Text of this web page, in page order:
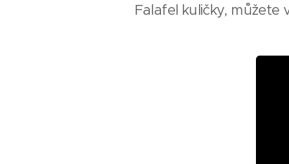
Falafel kuličky, můžete